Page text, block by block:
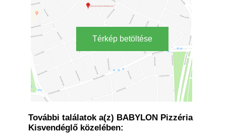
Térkép betöltése
További találatok a(z) BABYLON Pizzéria
Kisvendéglő közelében: